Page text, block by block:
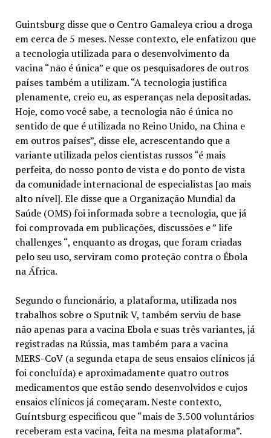
Guintsburg disse que o Centro Gamaleya criou a droga
em cerca de 5 meses. Nesse contexto, ele enfatizou que
a tecnologia utilizada para o desenvolvimento da
vacina “não é única” e que os pesquisadores de outros
países também a utilizam. “A tecnologia justifica
plenamente, creio eu, as esperanças nela depositadas.
Hoje, como você sabe, a tecnologia não é única no
sentido de que é utilizada no Reino Unido, na China e
em outros países”, disse ele, acrescentando que a
variante utilizada pelos cientistas russos “é mais
perfeita, do nosso ponto de vista e do ponto de vista
da comunidade internacional de especialistas [ao mais
alto nível]. Ele disse que a Organização Mundial da
Saúde (OMS) foi informada sobre a tecnologia, que já
foi comprovada em publicações, discussões e ” life
challenges “, enquanto as drogas, que foram criadas
pelo seu uso, serviram como proteção contra o Ébola
na África.
Segundo o funcionário, a plataforma, utilizada nos
trabalhos sobre o Sputnik V, também serviu de base
não apenas para a vacina Ebola e suas três variantes, já
registradas na Rússia, mas também para a vacina
MERS-CoV (a segunda etapa de seus ensaios clínicos já
foi concluída) e aproximadamente quatro outros
medicamentos que estão sendo desenvolvidos e cujos
ensaios clínicos já começaram. Neste contexto,
Guíntsburg especificou que “mais de 3.500 voluntários
receberam esta vacina, feita na mesma plataforma”.